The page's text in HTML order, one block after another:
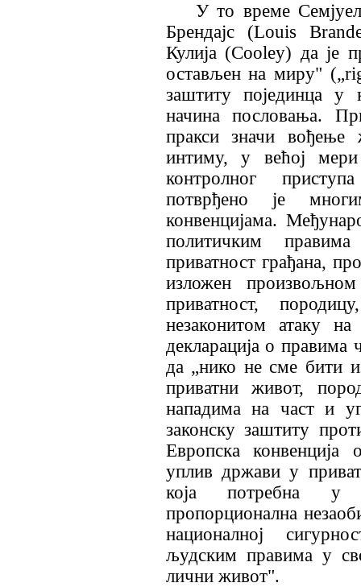
У то време
Брендајс (Louis
Кулија (Cooley) да је
остављен на миру"
заштиту појединца у
начина пословања.
пракси значи
интиму, у већој
контролног
потврђено је
конвенцијама.
политичким
приватност грађана,
изложен
приватност,
незаконитом атаку
декларација о правима
да „нико не сме бити
приватни живот,
нападима на част и
законску заштиту
Европска
уплив држави у
која потребна у
пропорционална
националној
људским правима у
лични живот".